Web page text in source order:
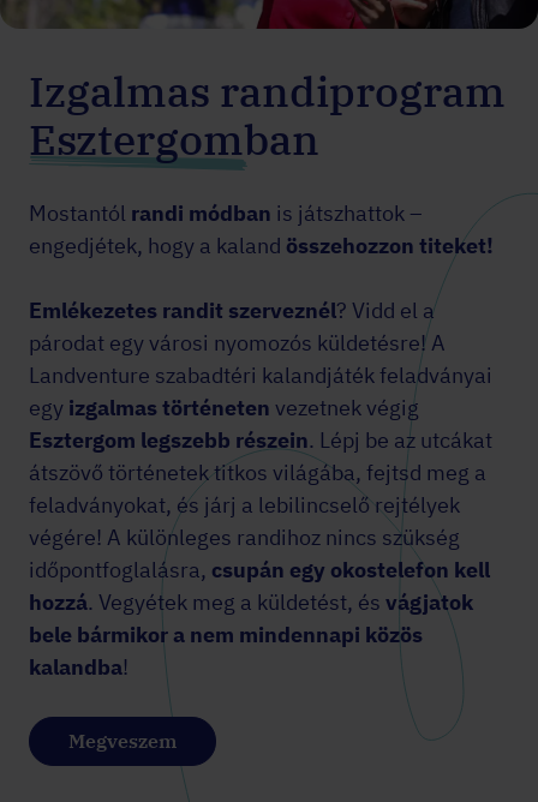
Izgalmas randiprogram
Esztergomban
Mostantól randi módban is játszhattok –
engedjétek, hogy a kaland összehozzon titeket!
Emlékezetes randit szerveznél? Vidd el a
párodat egy városi nyomozós küldetésre! A
Landventure szabadtéri kalandjáték feladványai
egy izgalmas történeten vezetnek végig
Esztergom legszebb részein. Lépj be az utcákat
átszövő történetek titkos világába, fejtsd meg a
feladványokat, és járj a lebilincselő rejtélyek
végére! A különleges randihoz nincs szükség
időpontfoglalásra, csupán egy okostelefon kell
hozzá. Vegyétek meg a küldetést, és vágjatok
bele bármikor a nem mindennapi közös
kalandba!
Megveszem